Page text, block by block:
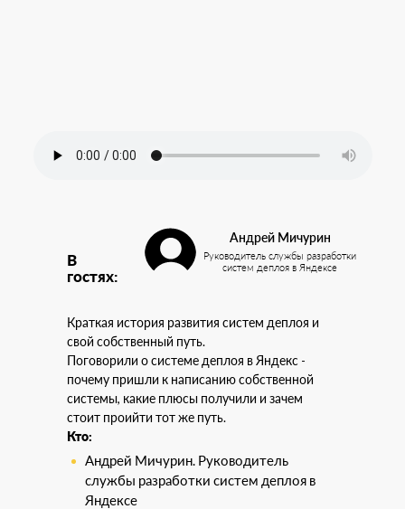
В
гостях:
Андрей Мичурин
Руководитель службы разработки
систем деплоя в Яндексе
Краткая история развития систем деплоя и
свой собственный путь.
Поговорили о системе деплоя в Яндекс -
почему пришли к написанию собственной
системы, какие плюсы получили и зачем
стоит проийти тот же путь.
Кто:
Андрей Мичурин. Руководитель
службы разработки систем деплоя в
Яндексе